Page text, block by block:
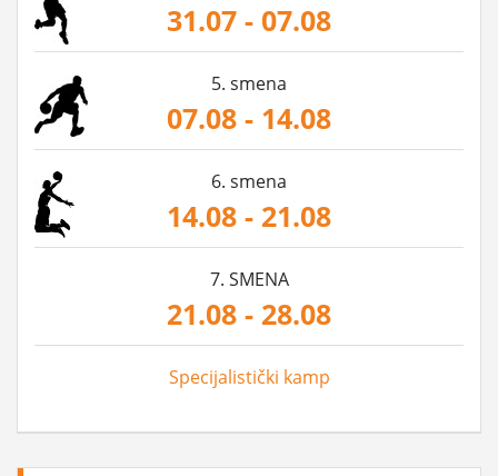
31.07 - 07.08
5. smena
07.08 - 14.08
6. smena
14.08 - 21.08
7. SMENA
21.08 - 28.08
Specijalistički kamp